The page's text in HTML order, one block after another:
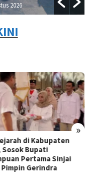
2026
»
di Kabupaten
Sosok Bupati
Pertama Sinjai
Pimpin Gerindra